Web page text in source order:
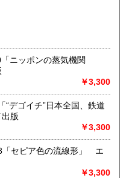
ております。
問合せ下さい。★★
及びご注文には対応しま
合わせを御案内してい
件のみの場合スパムメー
名前もお願いいたしま
状態確認及びご注文には
べての方にメールでのお
ニッポンの蒸気機関
￥3,300
デゴイチ”日本全国、鉄道
版
￥3,300
「セピア色の流線形」 エ
￥3,300